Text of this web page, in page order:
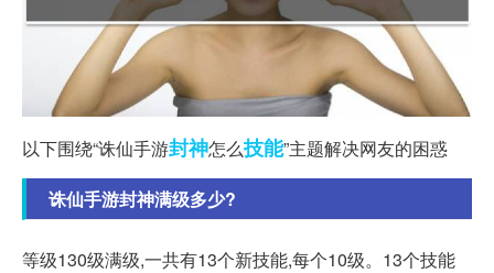
以下围绕“诛仙手游封神怎么技能”主题解决网友的困惑
诛仙手游封神满级多少?
等级130级满级,一共有13个新技能,每个10级。13个技能